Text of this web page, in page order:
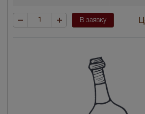
В заявку